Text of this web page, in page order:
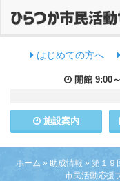
はじめての方へ
開館 9:00
施設案内
ホーム » 助成情報 » 第１９
市民活動応援